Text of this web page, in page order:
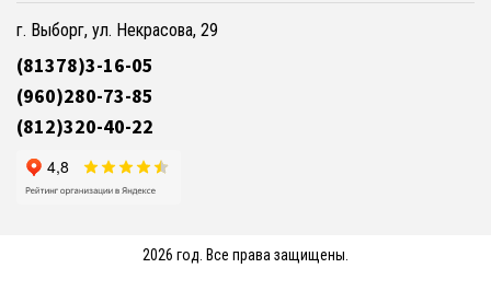
г. Выборг, ул. Некрасова, 29
(81378)3-16-05
(960)280-73-85
(812)320-40-22
2026 год. Все права защищены.